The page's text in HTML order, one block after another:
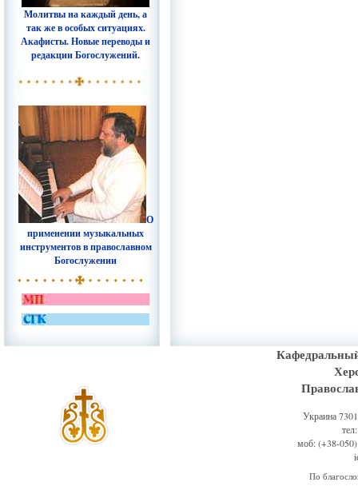
Молитвы на каждый день, а
так же в особых ситуациях.
Акафисты. Новые переводы и
редакции Богослужений.
О
применении музыкальных
инструментов в православном
Богослужении
Украина
моб: (+38-
По